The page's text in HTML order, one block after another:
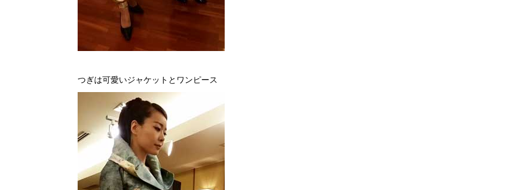
つぎは可愛いジャケットとワンピース